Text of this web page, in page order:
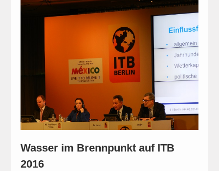
Wasser im Brennpunkt auf ITB
2016